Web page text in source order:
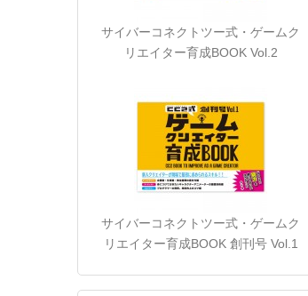
サイバーコネクトツー式・ゲームク
リエイター育成BOOK Vol.2
サイバーコネクトツー式・ゲームク
リエイター育成BOOK 創刊号 Vol.1